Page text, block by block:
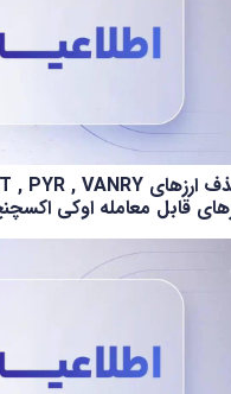
قابل معامله اوکی